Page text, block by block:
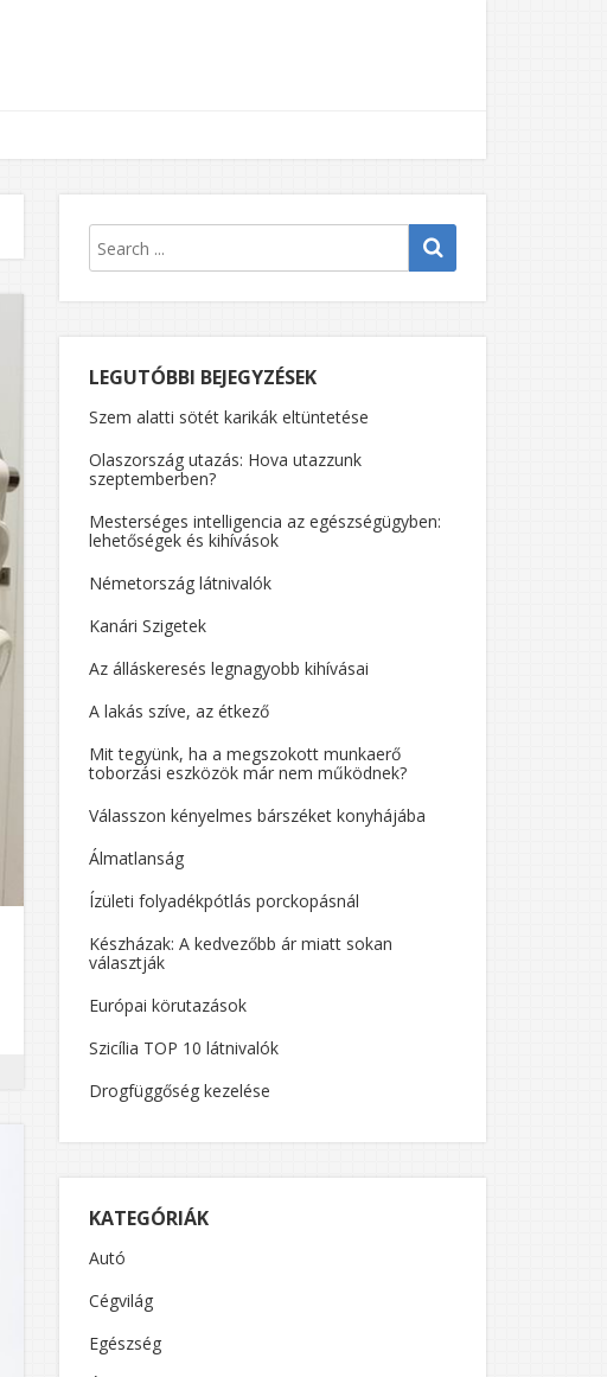
LEGUTÓBBI BEJEGYZÉSEK
Szem alatti sötét karikák eltüntetése
Olaszország utazás: Hova utazzunk
szeptemberben?
Mesterséges intelligencia az egészségügyben:
lehetőségek és kihívások
Németország látnivalók
Kanári Szigetek
Az álláskeresés legnagyobb kihívásai
A lakás szíve, az étkező
Mit tegyünk, ha a megszokott munkaerő
toborzási eszközök már nem működnek?
Válasszon kényelmes bárszéket konyhájába
Álmatlanság
Ízületi folyadékpótlás porckopásnál
Készházak: A kedvezőbb ár miatt sokan
választják
Európai körutazások
Szicília TOP 10 látnivalók
Drogfüggőség kezelése
KATEGÓRIÁK
Autó
Cégvilág
Egészség